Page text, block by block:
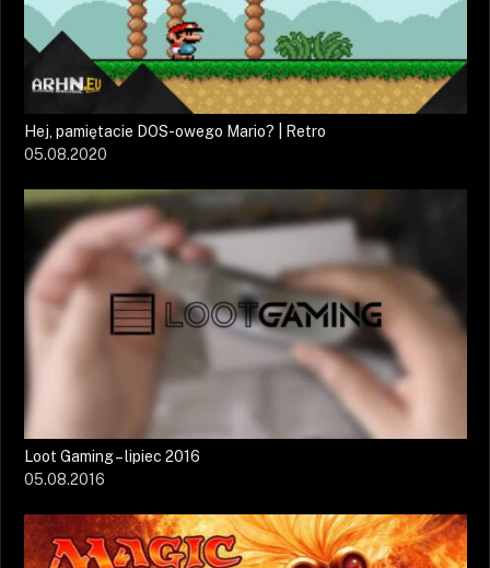
Hej, pamiętacie DOS-owego Mario? | Retro
05.08.2020
Loot Gaming – lipiec 2016
05.08.2016